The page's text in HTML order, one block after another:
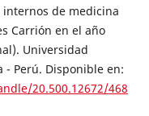
de medicina
Carrión en el año
Universidad
- Perú. Disponible en:
20.500.12672/468